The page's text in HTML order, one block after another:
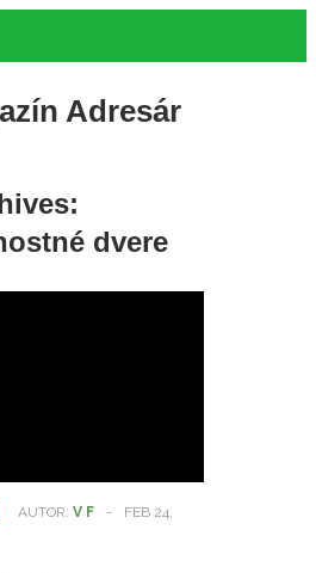
dvere
AUTOR: V F -
FEB 24,